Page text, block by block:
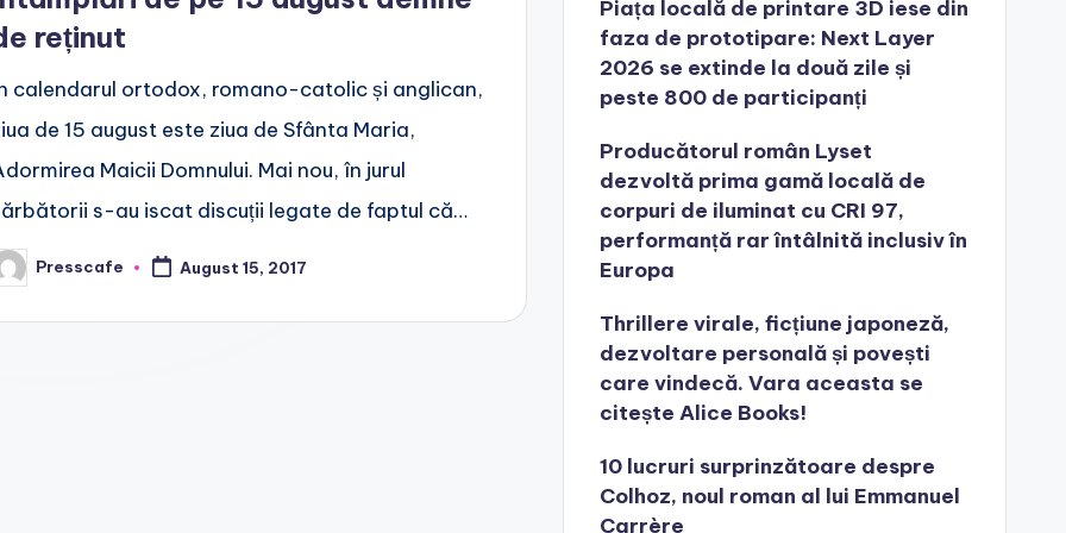
reținut
calendarul ortodox, romano-catolic și anglican,
de 15 august este ziua de Sfânta Maria,
Maicii Domnului. Mai nou, în jurul
s-au iscat discuții legate de faptul că…
Presscafe August 15, 2017
Piața locală de printare 3D iese din
faza de prototipare: Next Layer
2026 se extinde la două zile și
peste 800 de participanți
Producătorul român Lyset
dezvoltă prima gamă locală de
corpuri de iluminat cu CRI 97,
performanță rar întâlnită inclusiv în
Europa
Thrillere virale, ficțiune japoneză,
dezvoltare personală și povești
care vindecă. Vara aceasta se
citește Alice Books!
10 lucruri surprinzătoare despre
Colhoz, noul roman al lui Emmanuel
Carrère